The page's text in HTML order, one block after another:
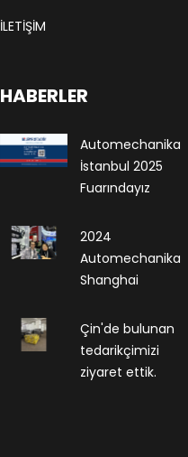
İLETİŞİM
HABERLER
Automechanika
İstanbul 2025
Fuarındayız
2024
Automechanika
Shanghai
Çin'de bulunan
tedarikçimizi
ziyaret ettik.